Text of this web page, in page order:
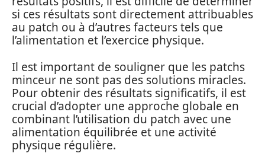
si ces résultats sont directement attribuables
au patch ou à d’autres facteurs tels que
l’alimentation et l’exercice physique.
Il est important de souligner que les patchs
minceur ne sont pas des solutions miracles.
Pour obtenir des résultats significatifs, il est
crucial d’adopter une approche globale en
combinant l’utilisation du patch avec une
alimentation équilibrée et une activité
physique régulière.